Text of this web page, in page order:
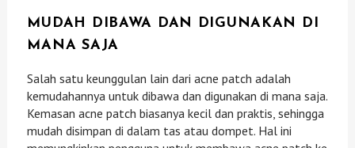
MUDAH DIBAWA DAN DIGUNAKAN DI
MANA SAJA
Salah satu keunggulan lain dari acne patch adalah
kemudahannya untuk dibawa dan digunakan di mana saja.
Kemasan acne patch biasanya kecil dan praktis, sehingga
mudah disimpan di dalam tas atau dompet. Hal ini